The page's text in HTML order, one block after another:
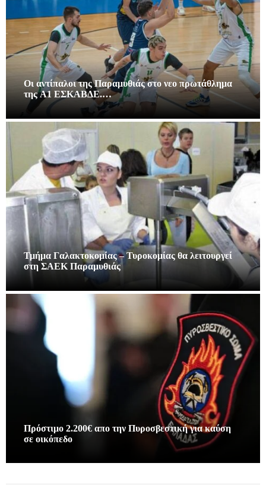
Οι αντίπαλοι της Παραμυθιάς στο νεο πρωτάθλημα
της A1 ΕΣΚΑΒΔΕ.…
Τμήμα Γαλακτοκομίας – Τυροκομίας θα λειτουργεί
στη ΣΑΕΚ Παραμυθιάς
Πρόστιμο 2.200€ απο την Πυροσβεστική για καύση
σε οικόπεδο